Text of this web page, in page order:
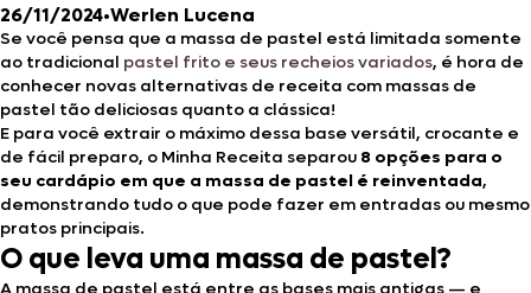
26/11/2024•Werlen Lucena
Se você pensa que a massa de pastel está limitada somente
ao tradicional pastel frito e seus recheios variados, é hora de
conhecer novas alternativas de receita com massas de
pastel tão deliciosas quanto a clássica!
E para você extrair o máximo dessa base versátil, crocante e
de fácil preparo, o Minha Receita separou 8 opções para o
seu cardápio em que a massa de pastel é reinventada,
demonstrando tudo o que pode fazer em entradas ou mesmo
pratos principais.
O que leva uma massa de pastel?